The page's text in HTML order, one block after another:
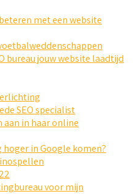
met een website
bureau jouw website laadtijd
SEO specialist
aan in haar online
in Google komen?
voor mijn